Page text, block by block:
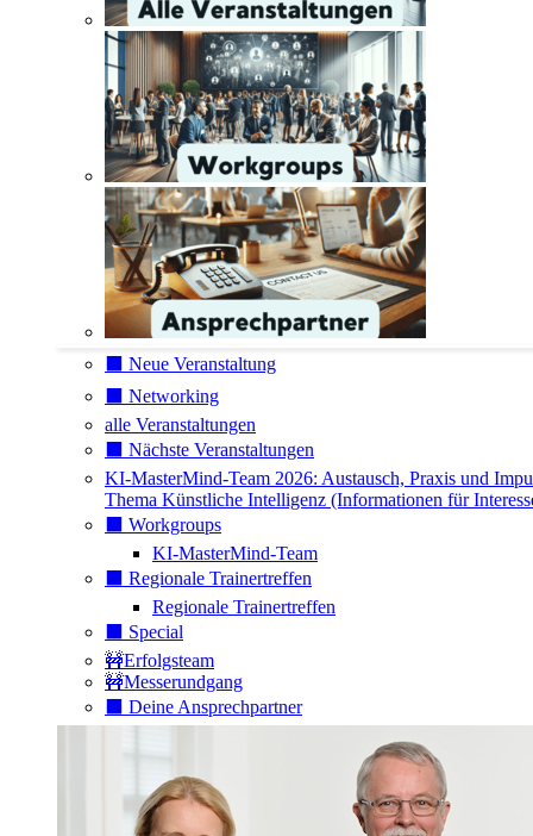
⬛️ Neue Veranstaltung
⬛️ Networking
alle Veranstaltungen
⬛️ Nächste Veranstaltungen
KI-MasterMind-Team 2026: Austausch, Praxis und
Thema Künstliche Intelligenz (Informationen für
⬛️ Workgroups
KI-MasterMind-Team
⬛️ Regionale Trainertreffen
Regionale Trainertreffen
⬛️ Special
🚧Erfolgsteam
🚧Messerundgang
⬛️ Deine Ansprechpartner